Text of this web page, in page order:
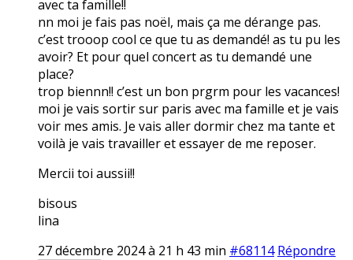
avec ta famille!!
nn moi je fais pas noël, mais ça me dérange pas.
c’est trooop cool ce que tu as demandé! as tu pu les
avoir? Et pour quel concert as tu demandé une
place?
trop biennn!! c’est un bon prgrm pour les vacances!
moi je vais sortir sur paris avec ma famille et je vais
voir mes amis. Je vais aller dormir chez ma tante et
voilà je vais travailler et essayer de me reposer.
Mercii toi aussii!!
bisous
lina
27 décembre 2024 à 21 h 43 min #68114 Répondre